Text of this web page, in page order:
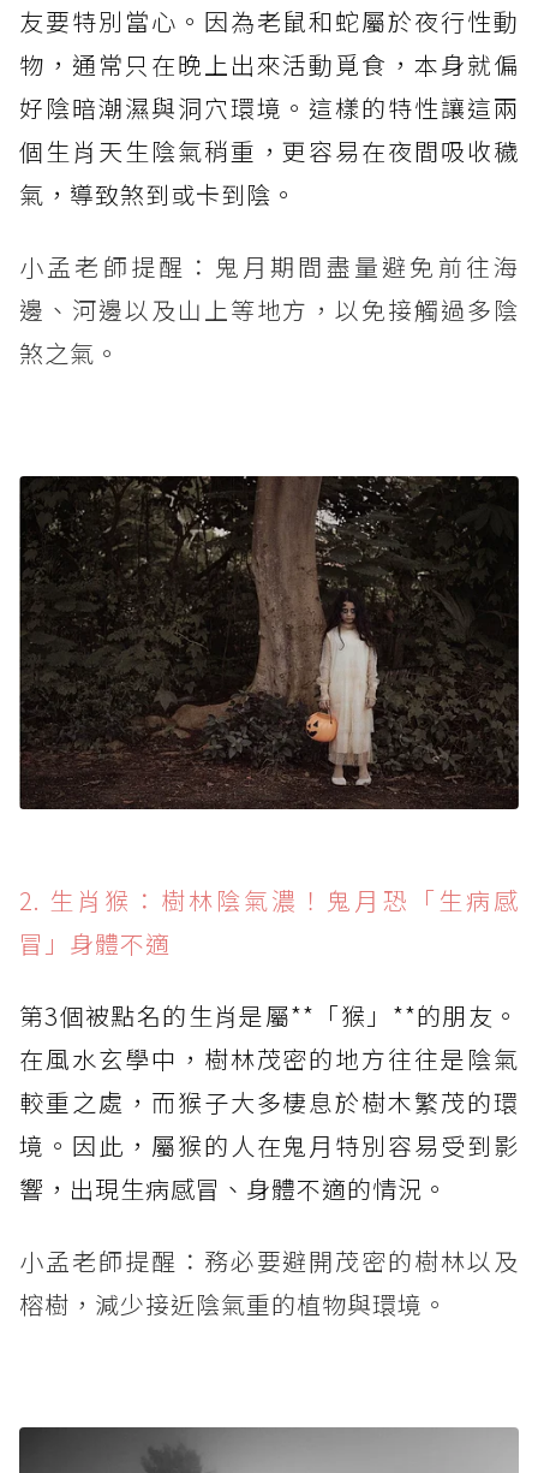
友要特別當心。因為老鼠和蛇屬於夜行性動
物，通常只在晚上出來活動覓食，本身就偏
好陰暗潮濕與洞穴環境。這樣的特性讓這兩
個生肖天生陰氣稍重，更容易在夜間吸收穢
氣，導致煞到或卡到陰。
小孟老師提醒：鬼月期間盡量避免前往海
邊、河邊以及山上等地方，以免接觸過多陰
煞之氣。
2. 生肖猴：樹林陰氣濃！鬼月恐「生病感
冒」身體不適
第3個被點名的生肖是屬**「猴」**的朋友。
在風水玄學中，樹林茂密的地方往往是陰氣
較重之處，而猴子大多棲息於樹木繁茂的環
境。因此，屬猴的人在鬼月特別容易受到影
響，出現生病感冒、身體不適的情況。
小孟老師提醒：務必要避開茂密的樹林以及
榕樹，減少接近陰氣重的植物與環境。